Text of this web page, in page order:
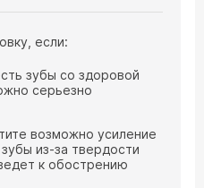
если:
зубы со здоровой
серьезно
возможно усиление
из-за твердости
к обострению